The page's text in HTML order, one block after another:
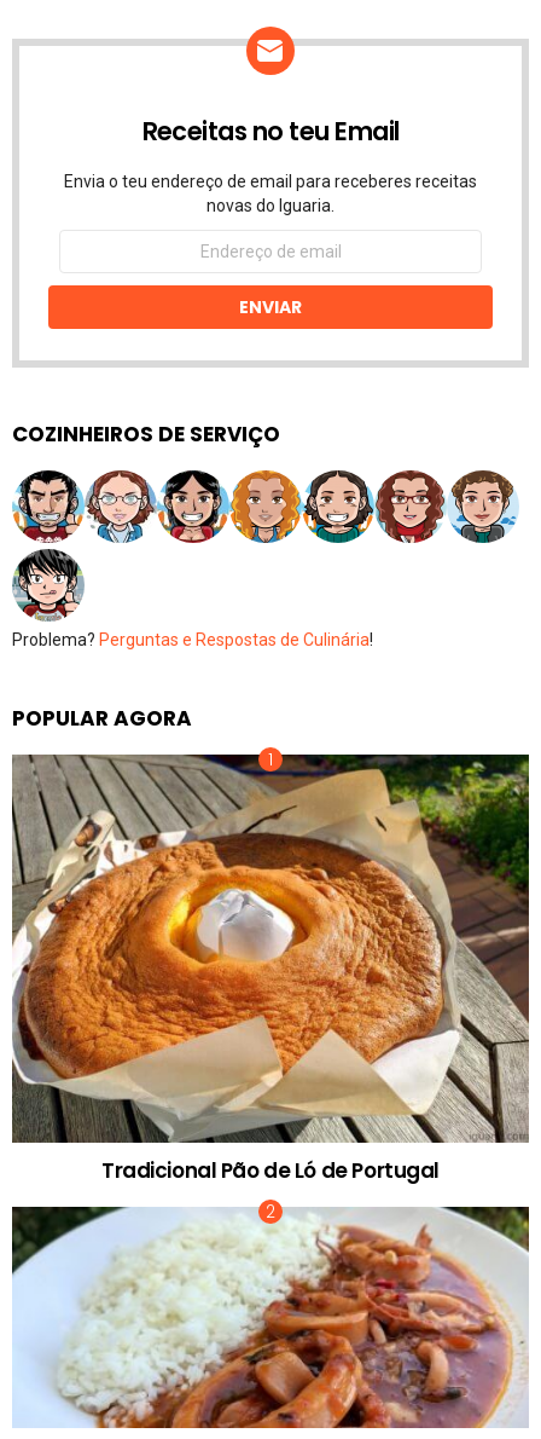
Receitas no teu Email
Envia o teu endereço de email para receberes receitas
novas do Iguaria.
Endereço
email
ENVIAR
COZINHEIROS DE SERVIÇO
Problema? Perguntas e Respostas de Culinária!
POPULAR AGORA
Tradicional Pão de Ló de Portugal